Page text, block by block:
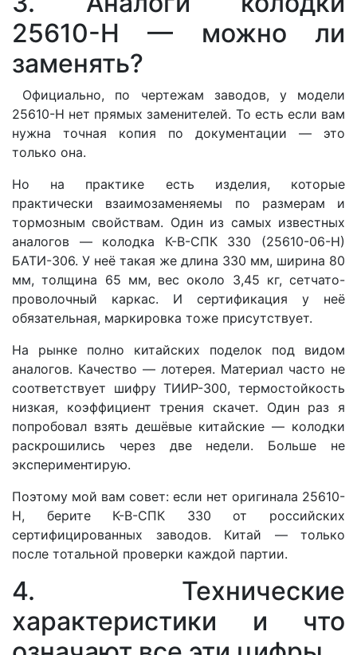
25610-Н — можно ли
заменять?
Официально, по чертежам заводов, у модели
25610-Н нет прямых заменителей. То есть если вам
нужна точная копия по документации — это
только она.
Но на практике есть изделия, которые
практически взаимозаменяемы по размерам и
тормозным свойствам. Один из самых известных
аналогов — колодка К-В-СПК 330 (25610-06-Н)
БАТИ-306. У неё такая же длина 330 мм, ширина 80
мм, толщина 65 мм, вес около 3,45 кг, сетчато-
проволочный каркас. И сертификация у неё
обязательная, маркировка тоже присутствует.
На рынке полно китайских поделок под видом
аналогов. Качество — лотерея. Материал часто не
соответствует шифру ТИИР-300, термостойкость
низкая, коэффициент трения скачет. Один раз я
попробовал взять дешёвые китайские — колодки
раскрошились через две недели. Больше не
экспериментирую.
Поэтому мой вам совет: если нет оригинала 25610-
Н, берите К-В-СПК 330 от российских
сертифицированных заводов. Китай — только
после тотальной проверки каждой партии.
4. Технические
характеристики и что